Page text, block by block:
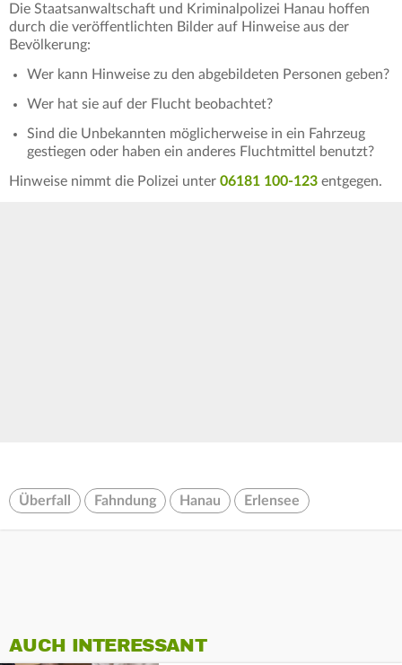
Die Staatsanwaltschaft und Kriminalpolizei Hanau hoffen
durch die veröffentlichten Bilder auf Hinweise aus der
Bevölkerung:
Wer kann Hinweise zu den abgebildeten Personen geben?
Wer hat sie auf der Flucht beobachtet?
Sind die Unbekannten möglicherweise in ein Fahrzeug
gestiegen oder haben ein anderes Fluchtmittel benutzt?
Hinweise nimmt die Polizei unter 06181 100-123 entgegen.
Überfall Fahndung Hanau Erlensee
AUCH INTERESSANT